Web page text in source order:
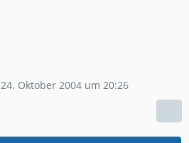
24. Oktober 2004 um 20:26